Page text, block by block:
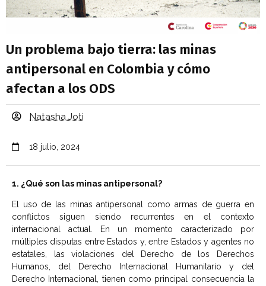
Un problema bajo tierra: las minas
antipersonal en Colombia y cómo
afectan a los ODS
Natasha Joti
18 julio, 2024
1. ¿Qué son las minas antipersonal?
El uso de las minas antipersonal como armas de guerra en
conflictos siguen siendo recurrentes en el contexto
internacional actual. En un momento caracterizado por
múltiples disputas entre Estados y, entre Estados y agentes no
estatales, las violaciones del Derecho de los Derechos
Humanos, del Derecho Internacional Humanitario y del
Derecho Internacional, tienen como principal consecuencia la